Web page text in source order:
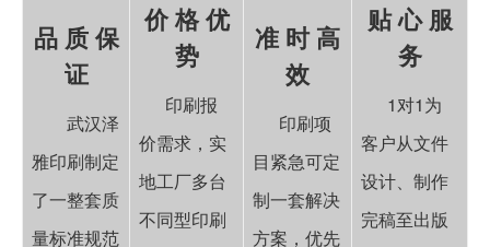
品 质 保
证
武汉泽
雅印刷制定
了一整套质
量标准规范
价 格 优
势
印刷报
价需求，实
地工厂多台
不同型印刷
准 时 高
效
印刷项
目紧急可定
制一套解决
方案，优先
贴 心 服
务
1对1为
客户从文件
设计、制作
完稿至出版